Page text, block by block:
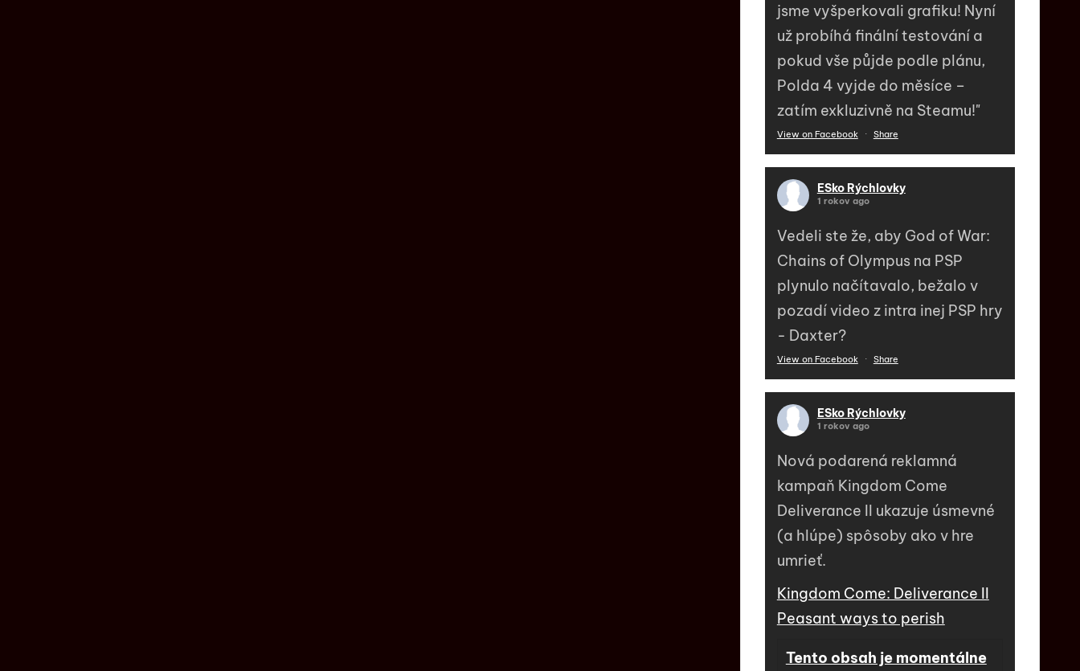
jsme vyšperkovali grafiku! Nyní
už probíhá finální testování a
pokud vše půjde podle plánu,
Polda 4 vyjde do měsíce –
zatím exkluzivně na Steamu!"
View on Facebook · Share
ESko Rýchlovky
1 rokov ago
Vedeli ste že, aby God of War:
Chains of Olympus na PSP
plynulo načítavalo, bežalo v
pozadí video z intra inej PSP hry
- Daxter?
View on Facebook · Share
ESko Rýchlovky
1 rokov ago
Nová podarená reklamná
kampaň Kingdom Come
Deliverance II ukazuje úsmevné
(a hlúpe) spôsoby ako v hre
umrieť.
Kingdom Come: Deliverance II
Peasant ways to perish
Tento obsah je momentálne